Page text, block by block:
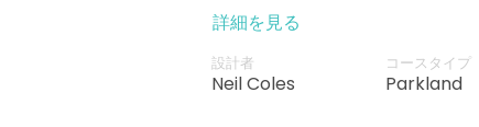
詳細を見る
設計者
Neil Coles
コースタイプ
Parkland